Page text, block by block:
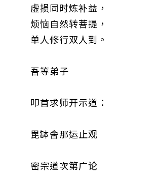
虚损同时炼补益，
烦恼自然转菩提，
单人修行双人到。
吾等弟子
叩首求师开示道：
毘缽舍那运止观
密宗道次第广论